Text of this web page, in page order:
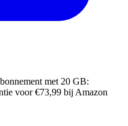
met 20 GB:
voor €73,99 bij Amazon